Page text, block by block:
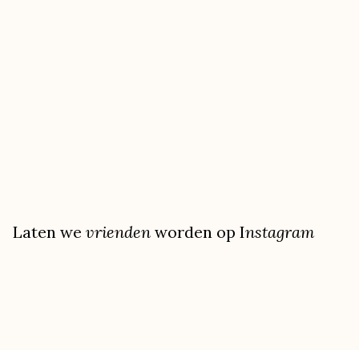
Laten we vrienden worden op Instagram